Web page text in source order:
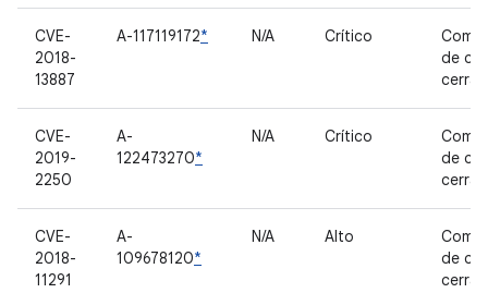
CVE-
2018-
13887
A-117119172* N/A Crítico
de
CVE-
2019-
2250
A-
122473270*
N/A Crítico
de
CVE-
2018-
11291
A-
109678120*
N/A Alto
de